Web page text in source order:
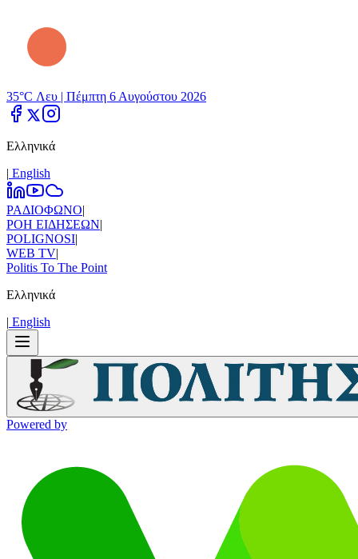
35°C Λευ | Πέμπτη 6 Αυγούστου 2026
Ελληνικά
| Εnglish
ΡΑΔΙΟΦΩΝΟ|
ΡΟΗ ΕΙΔΗΣΕΩΝ|
POLIGNOSI|
WEB TV|
Politis To The Point
Ελληνικά
| Εnglish
Powered by